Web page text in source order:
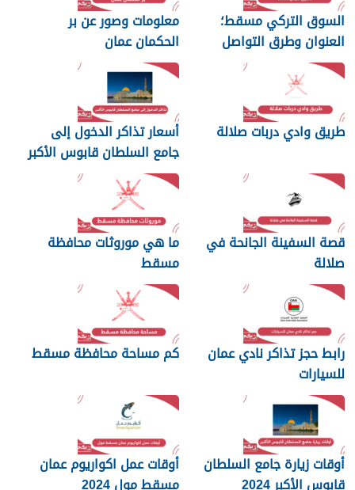
السوق التركي مسقط؛
العنوان وطرق التواصل
معلومات وصور عن بر
الحكمان عمان
طريق وادي دربات صلالة
أسعار تذاكر الدخول إلى
جامع السلطان قابوس الأكبر
قصة السفينة الجانحة في
صلالة
ما هي موروثات محافظة
مسقط
رابط حجز تذاكر نادي عمان
للسيارات
كم مساحة محافظة مسقط
أوقات زيارة جامع السلطان
قابوس الأكبر 2024
أوقات عمل اكواريوم عمان
مسقط مول 2024